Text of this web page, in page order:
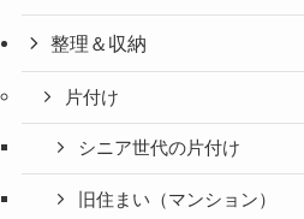
整理＆収納
片付け
シニア世代の片付け
旧住まい（マンション）